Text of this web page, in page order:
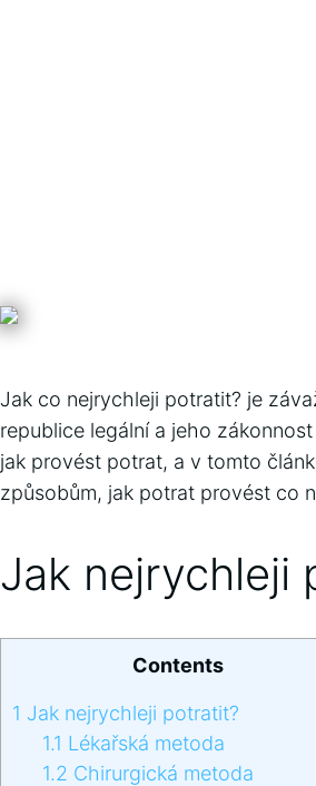
Jak co nejrychleji potratit? je
republice legální a jeho
jak provést potrat, a v tomto
způsobům, jak potrat provést co
Jak nejrychleji
Contents
1 Jak nejrychleji potratit?
1.1 Lékařská metoda
1.2 Chirurgická metoda